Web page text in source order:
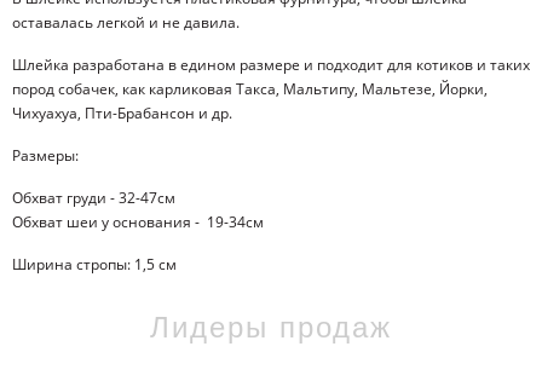
оставалась легкой и не давила.
Шлейка разработана в едином размере и подходит для котиков и таких
пород собачек, как карликовая Такса, Мальтипу, Мальтезе, Йорки,
Чихуахуа, Пти-Брабансон и др.
Размеры:
Обхват груди - 32-47см
Обхват шеи у основания - 19-34см
Ширина стропы: 1,5 см
Лидеры продаж